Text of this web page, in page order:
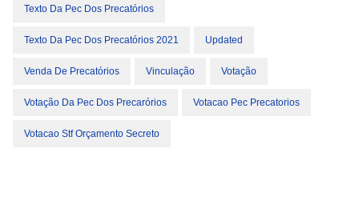
Texto Da Pec Dos Precatórios
Texto Da Pec Dos Precatórios 2021 Updated
Venda De Precatórios Vinculação Votação
Votação Da Pec Dos Precarórios Votacao Pec Precatorios
Votacao Stf Orçamento Secreto